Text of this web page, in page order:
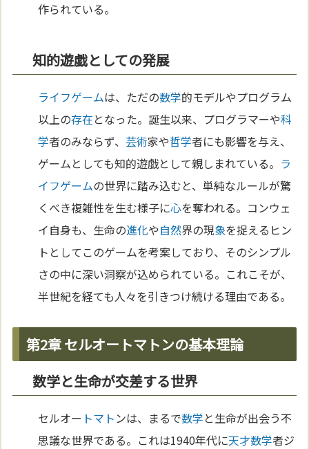
作られている。
知的遊戯としての発展
ライフゲームは、ただの数学的モデルやプログラム
以上の存在となった。誕生以来、プログラマーや科
学者のみならず、芸術家や哲学者にも影響を与え、
ゲームとしても知的遊戯として親しまれている。 ラ
イフゲームの世界に踏み込むと、単純なルールが驚
くべき複雑性を生む様子に心を奪われる。コンウェ
イ自身も、生命の進化や自然界の現象を捉えるヒン
トとしてこのゲームを考案しており、そのシンプル
さの中に深い洞察が込められている。これこそが、
半世紀を経ても人々を引きつけ続ける理由である。
第2章 セルオートマトンの基本理論
数学と生命が交差する世界
セルオー トマトンは、まるで数学と生命が出会う不
思議な世界である。これは1940年代に天才数学者ジ